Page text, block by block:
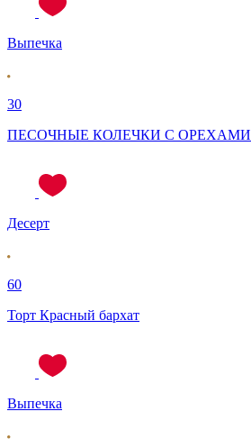
Выпечка
30
ПЕСОЧНЫЕ КОЛЕЧКИ С ОРЕХАМИ
Десерт
60
Торт Красный бархат
Выпечка